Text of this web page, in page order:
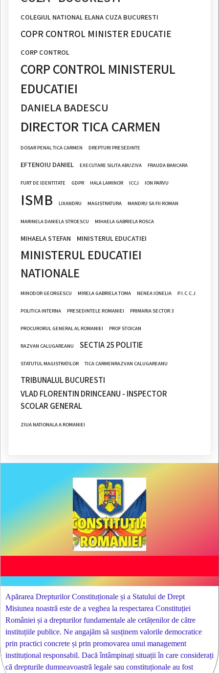
COLEGIUL NATIONAL ELANA CUZA BUCURESTI
COPR CONTROL MINISTER EDUCATIE
CORP CONTROL
CORP CONTROL MINISTERUL
EDUCATIEI
DANIELA BADESCU
DIRECTOR TICA CARMEN
DOSAR PENAL TICA CARMEN DREPTURI PRESEDINTE
EFTENOIU DANIEL EXECUTARE SILITA ABUZIVA FRAUDA BANCARA
FURT DE IDENTITATE GDPR HALA LAMINOR ICCJ ION PARVU
ISMB LIXANDRU MAGISTRATURA MANDRU SA FII ROMAN
MARINELA DANIELA STROESCU MIHAELA GABRIELA ROSCA
MIHAELA STEFAN MINISTERUL EDUCATIEI
MINISTERUL EDUCATIEI
NATIONALE
MINODOR GEORGESCU MIRELA GABRIELA TOMA NENEA IONELIA P.I.C.C.J
POLITICA INTERNA PRESEDINTELE ROMANIEI PRIMARIA SECTOR 3
PROCURORUL GENERAL AL ROMANIEI PROF STOICAN
RAZVAN CALUGAREANU SECTIA 25 POLITIE
STATUTUL MAGISTRATILOR TICA CARMENRAZVAN CALUGAREANU
TRIBUNALUL BUCURESTI
VLAD FLORENTIN DRINCEANU - INSPECTOR
SCOLAR GENERAL
ZIUA NATIONALA A ROMANIEI
Apărarea Drepturilor Constituționale și a Statului de Drept
Misiunea noastră este de a veghea la respectarea Constituției
României și a drepturilor fundamentale ale cetățenilor de către
instituțiile publice. Ne angajăm să susținem valorile democratice
prin practici concrete și prin promovarea unui management
instituțional responsabil. Dacă întâmpinați situații în care considerați
că drepturile dumneavoastră legale sau constituționale au fost